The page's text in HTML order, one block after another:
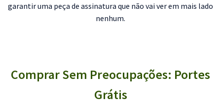
garantir uma peça de assinatura que não vai ver em mais lado
nenhum.
Comprar Sem Preocupações: Portes
Grátis